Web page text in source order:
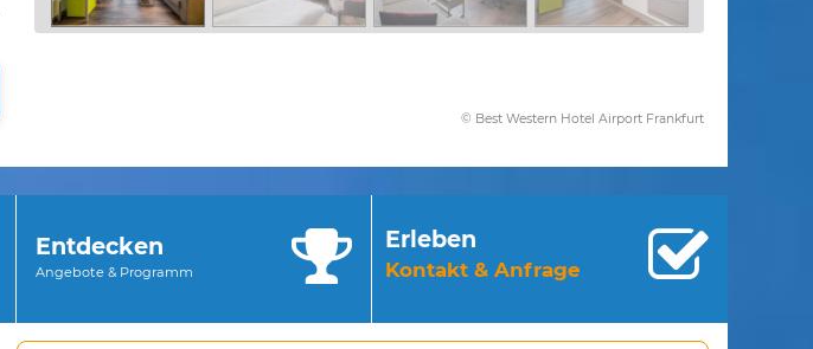
© Best Western Hotel Airport Frankfurt
Entdecken
Angebote & Programm
Erleben
Kontakt & Anfrage